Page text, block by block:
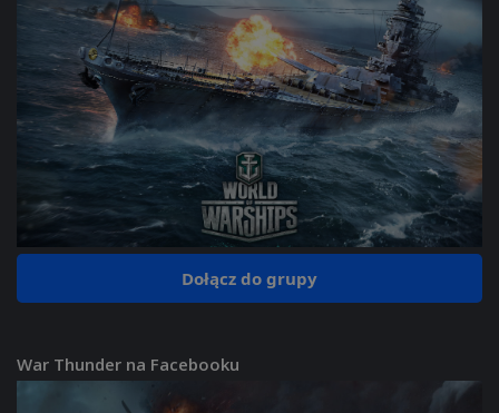
Dołącz do grupy
War Thunder na Facebooku